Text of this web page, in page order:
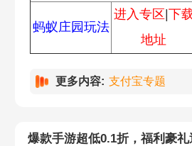
蚂蚁庄园玩法
进入专区 下
地址
更多内容: 支付宝专题
爆款手游超低0.1折，福利豪